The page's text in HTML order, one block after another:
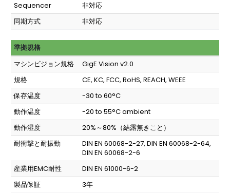
Sequencer
非対応
同期方式
非対応
準拠規格
マシンビジョン規格
GigE Vision v2.0
規格
CE, KC, FCC, RoHS, REACH, WEEE
保存温度
-30 to 60°C
動作温度
-20 to 55°C ambient
動作湿度
20%～80%（結露無きこと）
耐衝撃と耐振動
DIN EN 60068-2-27, DIN EN 60068-2-64,
DIN EN 60068-2-6
産業用EMC耐性
DIN EN 61000-6-2
製品保証
3年